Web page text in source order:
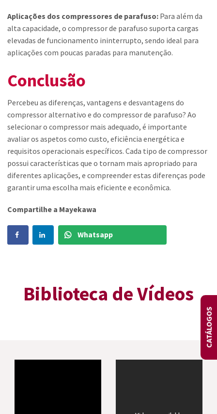
Aplicações dos compressores de parafuso: Para além da
alta capacidade, o compressor de parafuso suporta cargas
elevadas de funcionamento ininterrupto, sendo ideal para
aplicações com poucas paradas para manutenção.
Conclusão
Percebeu as diferenças, vantagens e desvantagens do
compressor alternativo e do compressor de parafuso? Ao
selecionar o compressor mais adequado, é importante
avaliar os aspetos como custo, eficiência energética e
requisitos operacionais específicos. Cada tipo de compressor
possui características que o tornam mais apropriado para
diferentes aplicações, e compreender estas diferenças pode
garantir uma escolha mais eficiente e econômica.
Compartilhe a Mayekawa
Whatsapp
Biblioteca de Vídeos
CATÁLOGOS